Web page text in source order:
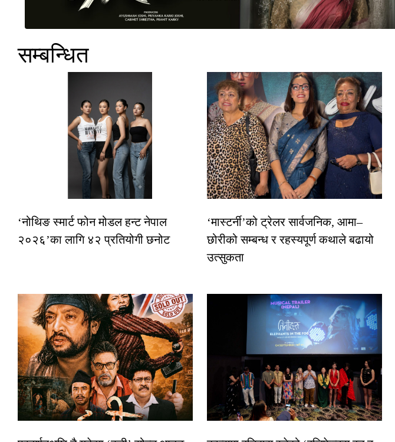
सम्बन्धित
‘नोथिङ स्मार्ट फोन मोडल हन्ट नेपाल
२०२६’का लागि ४२ प्रतियोगी छनोट
‘मास्टर्नी’को ट्रेलर सार्वजनिक, आमा–
छोरीको सम्बन्ध र रहस्यपूर्ण कथाले बढायो
उत्सुकता